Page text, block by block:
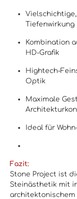
Tiefenwirkung
Kombination
HD-Grafik
Hightech-
Optik
Maximale
Ideal für
Fazit:
Stone Project ist
Steinästhetik mit
architektonischem